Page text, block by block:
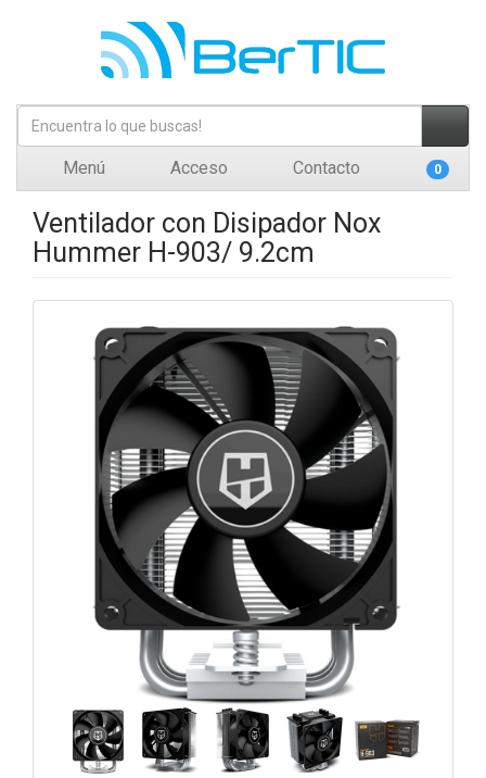
Menú Acceso Contacto 0
Ventilador con Disipador Nox
Hummer H-903/ 9.2cm